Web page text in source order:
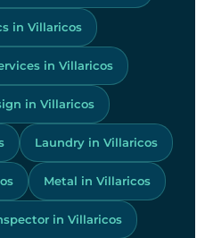
in Villaricos
in Villaricos
in Villaricos
Laundry in Villaricos
Metal in Villaricos
in Villaricos